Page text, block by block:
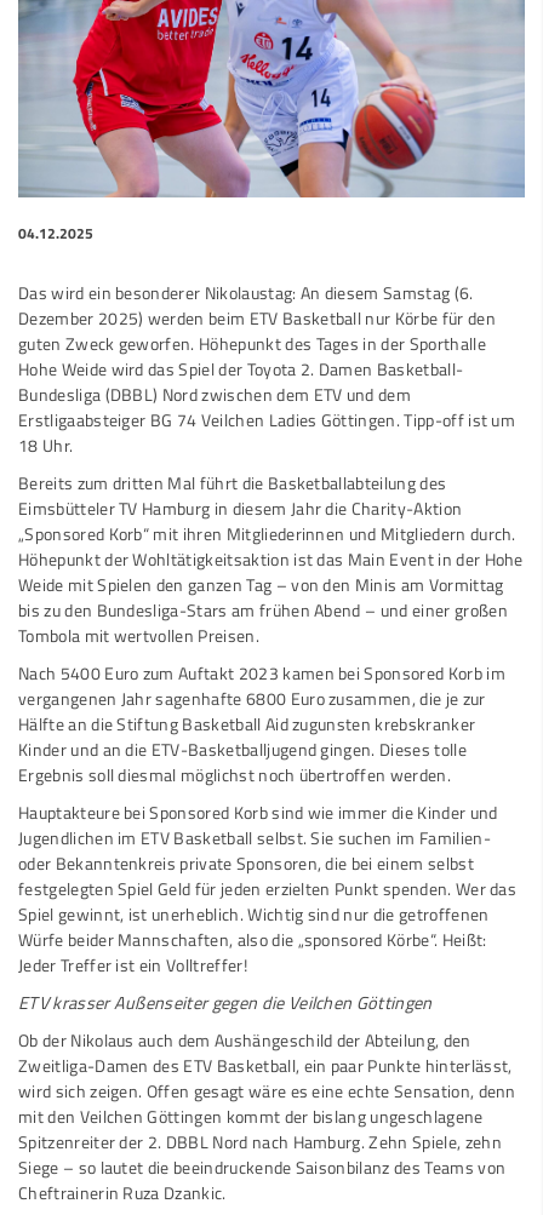
04.12.2025
Das wird ein besonderer Nikolaustag: An diesem Samstag (6.
Dezember 2025) werden beim ETV Basketball nur Körbe für den
guten Zweck geworfen. Höhepunkt des Tages in der Sporthalle
Hohe Weide wird das Spiel der Toyota 2. Damen Basketball-
Bundesliga (DBBL) Nord zwischen dem ETV und dem
Erstligaabsteiger BG 74 Veilchen Ladies Göttingen. Tipp-off ist um
18 Uhr.
Bereits zum dritten Mal führt die Basketballabteilung des
Eimsbütteler TV Hamburg in diesem Jahr die Charity-Aktion
„Sponsored Korb“ mit ihren Mitgliederinnen und Mitgliedern durch.
Höhepunkt der Wohltätigkeitsaktion ist das Main Event in der Hohe
Weide mit Spielen den ganzen Tag – von den Minis am Vormittag
bis zu den Bundesliga-Stars am frühen Abend – und einer großen
Tombola mit wertvollen Preisen.
Nach 5400 Euro zum Auftakt 2023 kamen bei Sponsored Korb im
vergangenen Jahr sagenhafte 6800 Euro zusammen, die je zur
Hälfte an die Stiftung Basketball Aid zugunsten krebskranker
Kinder und an die ETV-Basketballjugend gingen. Dieses tolle
Ergebnis soll diesmal möglichst noch übertroffen werden.
Hauptakteure bei Sponsored Korb sind wie immer die Kinder und
Jugendlichen im ETV Basketball selbst. Sie suchen im Familien-
oder Bekanntenkreis private Sponsoren, die bei einem selbst
festgelegten Spiel Geld für jeden erzielten Punkt spenden. Wer das
Spiel gewinnt, ist unerheblich. Wichtig sind nur die getroffenen
Würfe beider Mannschaften, also die „sponsored Körbe“. Heißt:
Jeder Treffer ist ein Volltreffer!
ETV krasser Außenseiter gegen die Veilchen Göttingen
Ob der Nikolaus auch dem Aushängeschild der Abteilung, den
Zweitliga-Damen des ETV Basketball, ein paar Punkte hinterlässt,
wird sich zeigen. Offen gesagt wäre es eine echte Sensation, denn
mit den Veilchen Göttingen kommt der bislang ungeschlagene
Spitzenreiter der 2. DBBL Nord nach Hamburg. Zehn Spiele, zehn
Siege – so lautet die beeindruckende Saisonbilanz des Teams von
Cheftrainerin Ruza Dzankic.